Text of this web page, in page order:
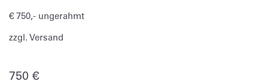
€ 750,- ungerahmt
zzgl. Versand
750 €